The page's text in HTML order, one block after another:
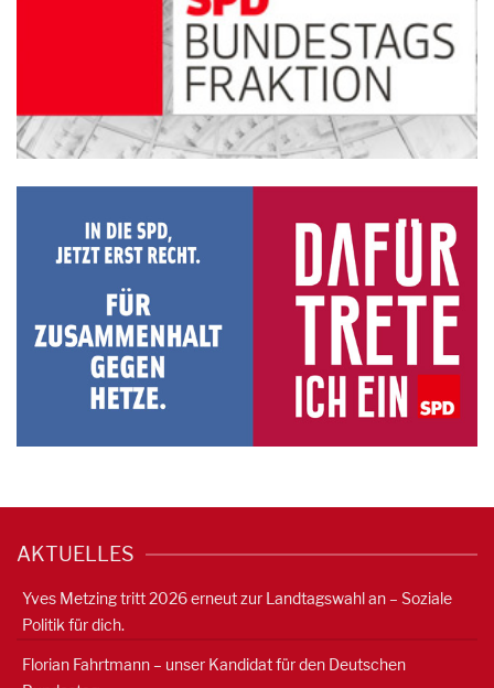
AKTUELLES
Yves Metzing tritt 2026 erneut zur Landtagswahl an – Soziale
Politik für dich.
Florian Fahrtmann – unser Kandidat für den Deutschen